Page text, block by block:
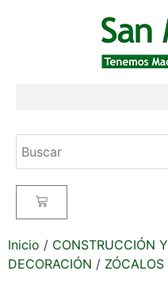
Inicio / CONSTRUCCIÓN Y
DECORACIÓN / ZÓCALOS